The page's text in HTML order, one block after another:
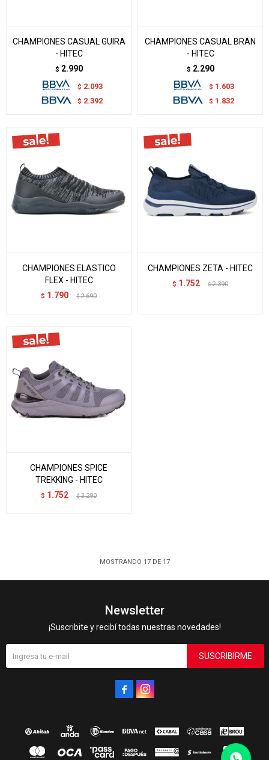
CHAMPIONES CASUAL GUIRA
- HITEC
$ 2.990
$ 2.093
$ 2.392
CHAMPIONES CASUAL BRAN
- HITEC
$ 2.290
$ 1.603
$ 1.832
CHAMPIONES ELASTICO
FLEX - HITEC
$ 1.790 $ 2.690
CHAMPIONES ZETA - HITEC
$ 1.752 $ 2.390
CHAMPIONES SPICE
TREKKING - HITEC
$ 1.752 $ 3.290
MOSTRANDO 17DE 17
Newsletter
¡Suscribite y recibí todas nuestras novedades!
SUSCRIBIRME
 